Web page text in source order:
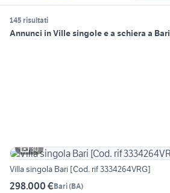
145 risultati
Annunci in Ville singole e a schiera a Bari
30
Villa singola Bari [Cod. rif 3334264VRG]
298.000 €Bari(BA)